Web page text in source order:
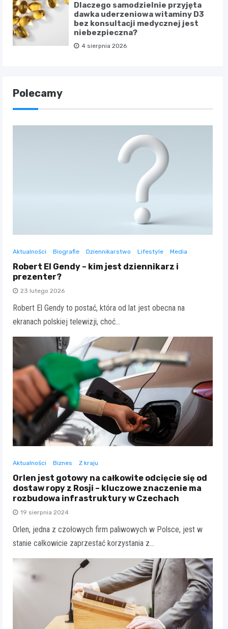
Dlaczego samodzielnie przyjęta
dawka uderzeniowa witaminy D3
bez konsultacji medycznej jest
niebezpieczna?
4 sierpnia 2026
Polecamy
Aktualności Biografie Dziennikarstwo Lifestyle Media
Robert El Gendy – kim jest dziennikarz i
prezenter?
23 lutego 2026
Robert El Gendy to postać, która od lat jest obecna na
ekranach polskiej telewizji, choć…
Aktualności Biznes Z kraju
Orlen jest gotowy na całkowite odcięcie się od
dostaw ropy z Rosji – kluczowe znaczenie ma
rozbudowa infrastruktury w Czechach
19 sierpnia 2024
Orlen, jedna z czołowych firm paliwowych w Polsce, jest w
stanie całkowicie zaprzestać korzystania z…